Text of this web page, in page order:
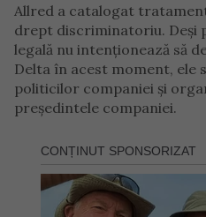
Allred a catalogat
drept discriminatoriu. Deși
legală nu intenționează să
Delta în acest moment, ele
politicilor companiei și
președintele companiei.